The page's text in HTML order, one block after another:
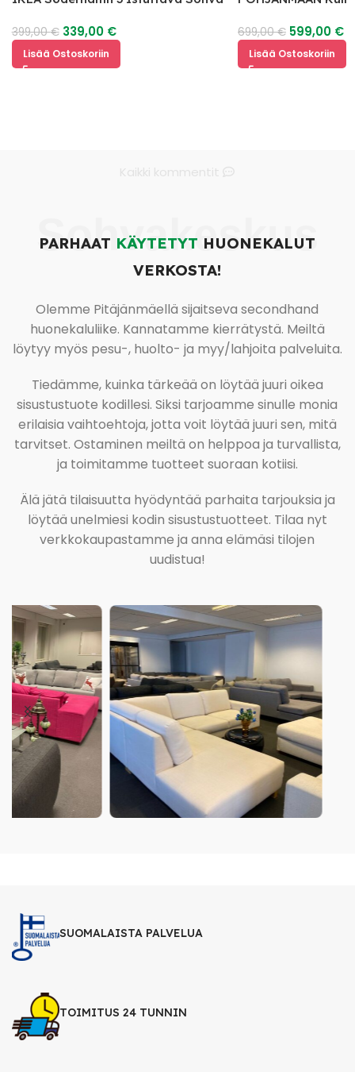
399,00€ 339,00 €
Lisää Ostoskoriin
699,00€ 599,00 €
Lisää Ostoskoriin
Sohvakeskus
PARHAAT KÄYTETYT HUONEKALUT
VERKOSTA!
Olemme Pitäjänmäellä sijaitseva secondhand
huonekaluliike. Kannatamme kierrätystä. Meiltä
löytyy myös pesu-, huolto- ja myy/lahjoita palveluita.
Tiedämme, kuinka tärkeää on löytää juuri oikea
sisustustuote kodillesi. Siksi tarjoamme sinulle monia
erilaisia vaihtoehtoja, jotta voit löytää juuri sen, mitä
tarvitset. Ostaminen meiltä on helppoa ja turvallista,
ja toimitamme tuotteet suoraan kotiisi.
Älä jätä tilaisuutta hyödyntää parhaita tarjouksia ja
löytää unelmiesi kodin sisustustuotteet. Tilaa nyt
verkkokaupastamme ja anna elämäsi tilojen
uudistua!
SUOMALAISTA PALVELUA
TOIMITUS 24 TUNNIN